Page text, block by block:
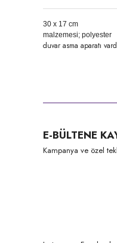
30 x 17 cm
malzemesi; polyester
duvar asma aparatı
Ürün
Ürün bilgilerinde
E-BÜLTENE
Kampanya ve özel